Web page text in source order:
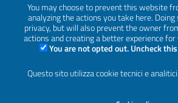
You may choose to prevent this website
analyzing the actions you take here.
privacy, but will also prevent the owner
actions and creating a better experience
You are not opted out. Uncheck
Questo sito utilizza cookie tecnici e analitici.
restituzione.dati@invalsi.it
SEGUICI SU